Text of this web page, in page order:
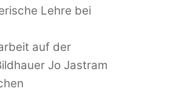
Lehre bei
auf der
Jo Jastram